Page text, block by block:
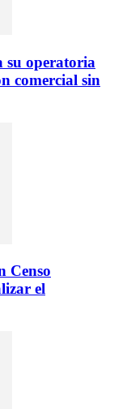
su operatoria
comercial sin
Censo
el